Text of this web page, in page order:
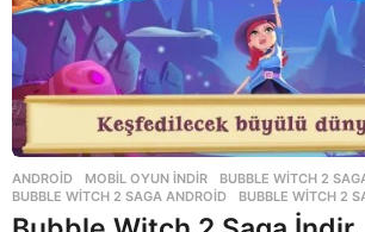
ANDROID ,MOBIL OYUN INDIR BUBBLE WITCH 2
BUBBLE WITCH 2 SAGA ANDROID
,BUBBLE WITCH 2